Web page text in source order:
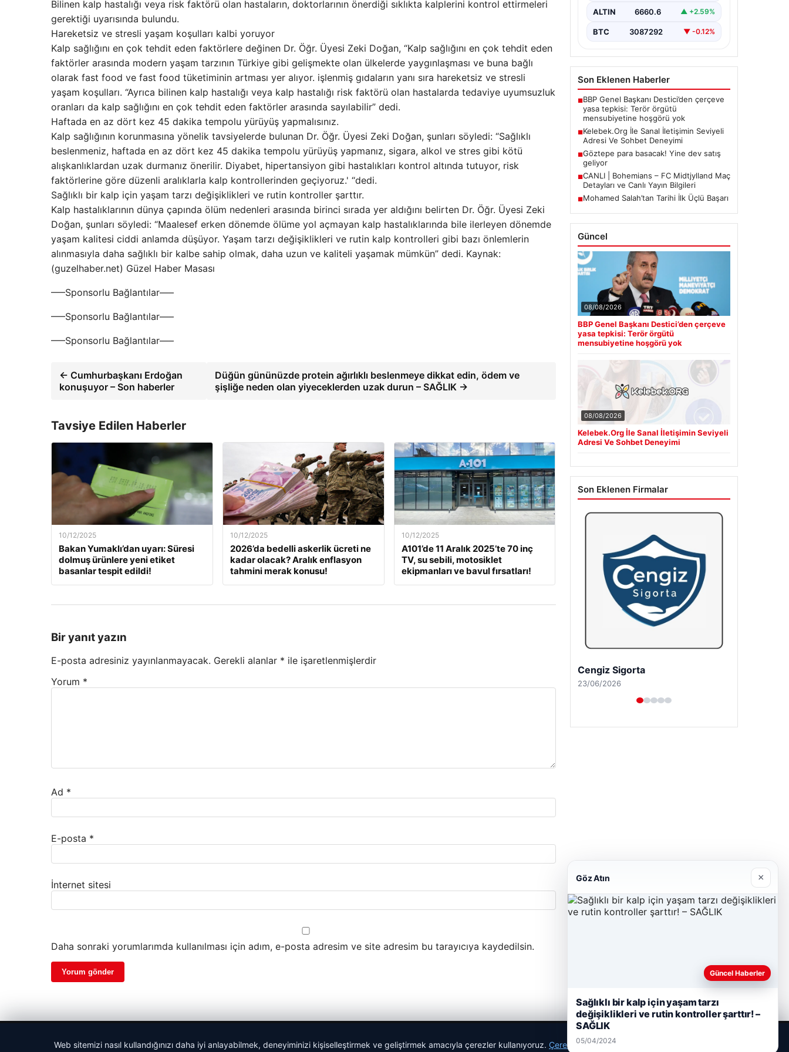
Bilinen kalp hastalığı veya risk faktörü olan hastaların, doktorlarının önerdiği sıklıkta kalplerini kontrol ettirmeleri
gerektiği uyarısında bulundu.
Hareketsiz ve stresli yaşam koşulları kalbi yoruyor
Kalp sağlığını en çok tehdit eden faktörlere değinen Dr. Öğr. Üyesi Zeki Doğan, “Kalp sağlığını en çok tehdit eden
faktörler arasında modern yaşam tarzının Türkiye gibi gelişmekte olan ülkelerde yaygınlaşması ve buna bağlı
olarak fast food ve fast food tüketiminin artması yer alıyor. işlenmiş gıdaların yanı sıra hareketsiz ve stresli
yaşam koşulları. “Ayrıca bilinen kalp hastalığı veya kalp hastalığı risk faktörü olan hastalarda tedaviye uyumsuzluk
oranları da kalp sağlığını en çok tehdit eden faktörler arasında sayılabilir” dedi.
Haftada en az dört kez 45 dakika tempolu yürüyüş yapmalısınız.
Kalp sağlığının korunmasına yönelik tavsiyelerde bulunan Dr. Öğr. Üyesi Zeki Doğan, şunları söyledi: “Sağlıklı
beslenmeniz, haftada en az dört kez 45 dakika tempolu yürüyüş yapmanız, sigara, alkol ve stres gibi kötü
alışkanlıklardan uzak durmanız önerilir. Diyabet, hipertansiyon gibi hastalıkları kontrol altında tutuyor, risk
faktörlerine göre düzenli aralıklarla kalp kontrollerinden geçiyoruz.' “dedi.
Sağlıklı bir kalp için yaşam tarzı değişiklikleri ve rutin kontroller şarttır.
Kalp hastalıklarının dünya çapında ölüm nedenleri arasında birinci sırada yer aldığını belirten Dr. Öğr. Üyesi Zeki
Doğan, şunları söyledi: “Maalesef erken dönemde ölüme yol açmayan kalp hastalıklarında bile ilerleyen dönemde
yaşam kalitesi ciddi anlamda düşüyor. Yaşam tarzı değişiklikleri ve rutin kalp kontrolleri gibi bazı önlemlerin
alınmasıyla daha sağlıklı bir kalbe sahip olmak, daha uzun ve kaliteli yaşamak mümkün” dedi. Kaynak:
(guzelhaber.net) Güzel Haber Masası
—–Sponsorlu Bağlantılar—–
—–Sponsorlu Bağlantılar—–
—–Sponsorlu Bağlantılar—–
← Cumhurbaşkanı Erdoğan
konuşuyor – Son haberler
Düğün gününüzde protein ağırlıklı beslenmeye dikkat edin, ödem ve
şişliğe neden olan yiyeceklerden uzak durun – SAĞLIK →
Tavsiye Edilen Haberler
10/12/2025
Bakan Yumaklı’dan uyarı: Süresi
dolmuş ürünlere yeni etiket
basanlar tespit edildi!
10/12/2025
2026’da bedelli askerlik ücreti ne
kadar olacak? Aralık enflasyon
tahmini merak konusu!
10/12/2025
A101’de 11 Aralık 2025’te 70 inç
TV, su sebili, motosiklet
ekipmanları ve bavul fırsatları!
Bir yanıt yazın
E-posta adresiniz yayınlanmayacak. Gerekli alanlar * ile işaretlenmişlerdir
Yorum *
Ad *
E-posta *
İnternet sitesi
Daha sonraki yorumlarımda kullanılması için adım, e-posta adresim ve site adresim bu tarayıcıya kaydedilsin.
etmektedir. Halen…
ALTIN 6660.6 ▲ +2.59%
BTC 3087292 ▼ -0.12%
Son Eklenen Haberler
■BBP Genel Başkanı Destici’den çerçeve
yasa tepkisi: Terör örgütü
mensubiyetine hoşgörü yok
■Kelebek.Org İle Sanal İletişimin Seviyeli
Adresi Ve Sohbet Deneyimi
■Göztepe para basacak! Yine dev satış
geliyor
■CANLI | Bohemians – FC Midtjylland Maç
Detayları ve Canlı Yayın Bilgileri
■Mohamed Salah’tan Tarihi İlk Üçlü Başarı
Güncel
08/08/2026
BBP Genel Başkanı Destici’den çerçeve
yasa tepkisi: Terör örgütü
mensubiyetine hoşgörü yok
08/08/2026
Kelebek.Org İle Sanal İletişimin Seviyeli
Adresi Ve Sohbet Deneyimi
Son Eklenen Firmalar
Cengiz Sigorta
23/06/2026
Web sitemizi nasıl kullandığınızı daha iyi anlayabilmek, deneyiminizi kişiselleştirmek ve geliştirmek amacıyla çerezler kullanıyoruz. Çerez Politikamız
Göz Atın ×
Güncel Haberler
Sağlıklı bir kalp için yaşam tarzı
değişiklikleri ve rutin kontroller şarttır! –
SAĞLIK
05/04/2024